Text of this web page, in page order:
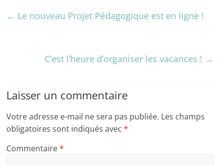
← Le nouveau Projet Pédagogique est en ligne !
C’est l’heure d’organiser les vacances ! →
Laisser un commentaire
Votre adresse e-mail ne sera pas publiée. Les champs
obligatoires sont indiqués avec*
Commentaire*